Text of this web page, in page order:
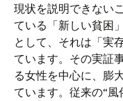
現状を説明できない
ている「新しい貧困
として、それは「実
ています。その実証
る女性を中心に、膨
ています。従来の“